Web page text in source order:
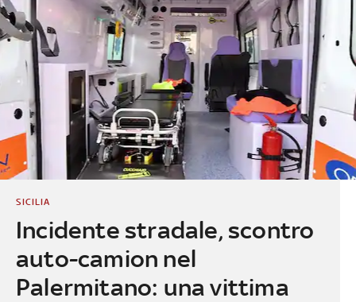
Incidente stradale, scontro
auto-camion nel
Palermitano: una vittima
SICILIA